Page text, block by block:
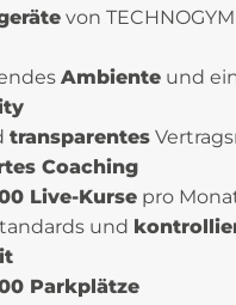
von
Ambiente und
transparentes
Coaching
Live-Kurse pro
und
Parkplätze